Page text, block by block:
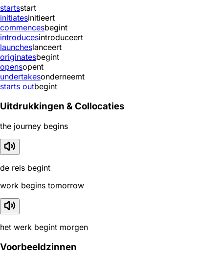
startsstart
initiatesinitieert
commencesbegint
introducesintroduceert
launcheslanceert
originatesbegint
opensopent
undertakesonderneemt
starts outbegint
Uitdrukkingen & Collocaties
the journey begins
de reis begint
work begins tomorrow
het werk begint morgen
Voorbeeldzinnen